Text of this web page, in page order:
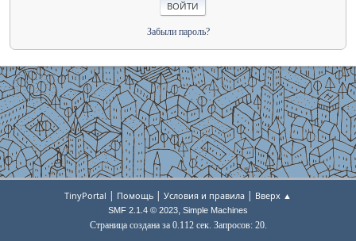
Забыли пароль?
TinyPortal | Помощь | Условия и правила | Вверх ▲
SMF 2.1.4 © 2023, Simple Machines
Страница создана за 0.112 сек. Запросов: 20.